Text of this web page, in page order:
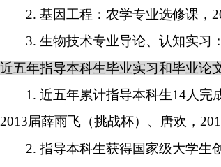
2.基因工程：农学专业选修课，
3.生物技术专业导论、认知实习
近五年指导本科生毕业实习和毕业论
1.近五年累计指导本科生14人完
2013届薛雨飞（挑战杯）、唐欢，
2.指导本科生获得国家级大学生